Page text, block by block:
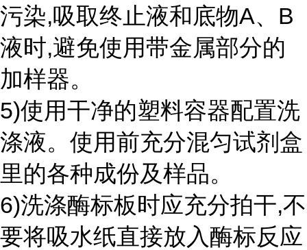
污染,吸取终止液和底物A、B
液时,避免使用带金属部分的
加样器。
5)使用干净的塑料容器配置洗
涤液。使用前充分混匀试剂盒
里的各种成份及样品。
6)洗涤酶标板时应充分拍干,不
要将吸水纸直接放入酶标反应